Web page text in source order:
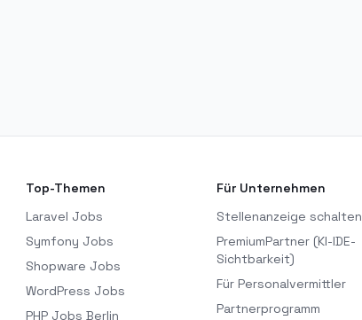
Top-Themen
Laravel Jobs
Symfony Jobs
Shopware Jobs
WordPress Jobs
PHP Jobs Berlin
Für Unternehmen
Stellenanzeige schalten
PremiumPartner (KI-IDE-
Sichtbarkeit)
Für Personalvermittler
Partnerprogramm